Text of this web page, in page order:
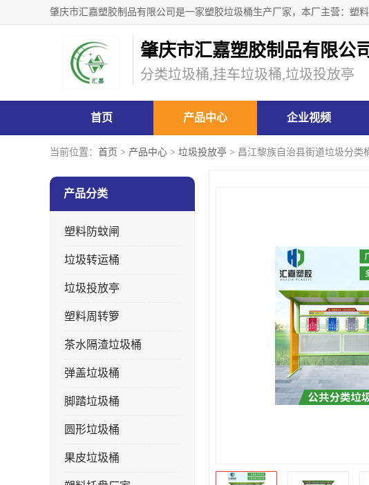
肇庆市汇嘉塑胶制品有限公
分类垃圾桶,挂车垃圾桶,垃圾投放亭
首页 产品中心 企业视频
当前位置： 首页 > 产品中心 > 垃圾投放亭 > 昌江黎族自治县街道垃圾分类
产品分类
塑料防蚊闸
垃圾转运桶
垃圾投放亭
塑料周转箩
茶水隔渣垃圾桶
弹盖垃圾桶
脚踏垃圾桶
圆形垃圾桶
果皮垃圾桶